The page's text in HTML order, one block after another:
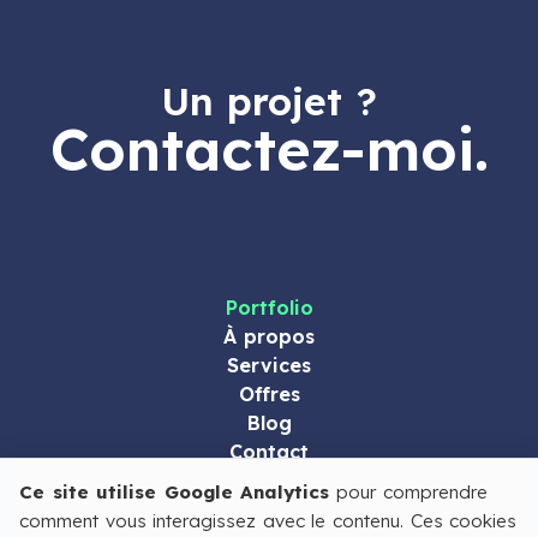
Un projet ?
Contactez-moi.
Portfolio
À propos
Services
Offres
Blog
Contact
2026 © Yannick Arnaudy. Tous droits réservés.Mentions
Ce site utilise Google Analytics pour comprendre
comment vous interagissez avec le contenu. Ces cookies